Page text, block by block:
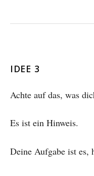
IDEE 3
Achte auf das, was
Es ist ein Hinweis.
Deine Aufgabe ist es,